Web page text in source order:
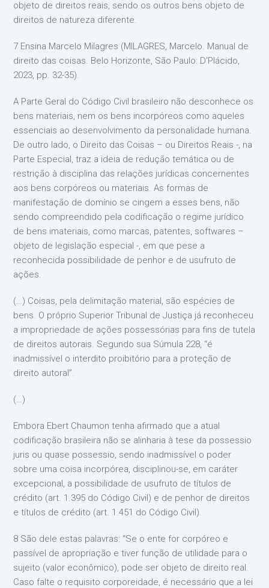
objeto de direitos reais, sendo os outros bens objeto de
direitos de natureza diferente.
7 Ensina Marcelo Milagres (MILAGRES, Marcelo. Manual de
direito das coisas. Belo Horizonte, São Paulo: D’Plácido,
2023, pp. 32-35).
A Parte Geral do Código Civil brasileiro não desconhece os
bens materiais, nem os bens incorpóreos como aqueles
essenciais ao desenvolvimento da personalidade humana.
De outro lado, o Direito das Coisas – ou Direitos Reais -, na
Parte Especial, traz a ideia de redução temática ou de
restrição à disciplina das relações jurídicas concernentes
aos bens corpóreos ou materiais. As formas de
manifestação de domínio se cingem a esses bens, não
sendo compreendido pela codificação o regime jurídico
de bens imateriais, como marcas, patentes, softwares –
objeto de legislação especial -, em que pese a
reconhecida possibilidade de penhor e de usufruto de
ações.
(…) Coisas, pela delimitação material, são espécies de
bens. O próprio Superior Tribunal de Justiça já reconheceu
a impropriedade de ações possessórias para fins de tutela
de direitos autorais. Segundo sua Súmula 228, “é
inadmissível o interdito proibitório para a proteção de
direito autoral”.
(…)
Embora Ebert Chaumon tenha afirmado que a atual
codificação brasileira não se alinharia à tese da possessio
juris ou quase possessio, sendo inadmissível o poder
sobre uma coisa incorpórea, disciplinou-se, em caráter
excepcional, a possibilidade de usufruto de títulos de
crédito (art. 1.395 do Código Civil) e de penhor de direitos
e títulos de crédito (art. 1.451 do Código Civil).
8 São dele estas palavras: “Se o ente for corpóreo e
passível de apropriação e tiver função de utilidade para o
sujeito (valor econômico), pode ser objeto de direito real.
Caso falte o requisito corporeidade, é necessário que a lei